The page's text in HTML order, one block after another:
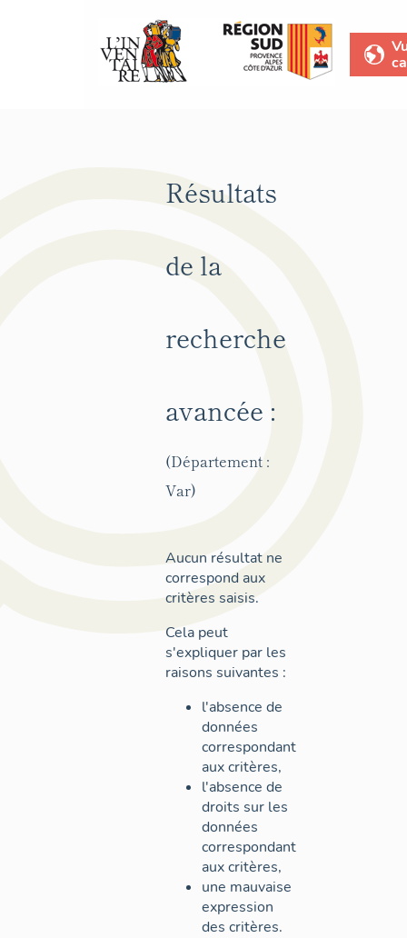
Résultats
de la
recherche
avancée :
(Département :
Var)
Aucun résultat ne
correspond aux
critères saisis.
Cela peut
s'expliquer par les
raisons suivantes :
l'absence de
données
correspondant
aux critères,
l'absence de
droits sur les
données
correspondant
aux critères,
une mauvaise
expression
des critères.